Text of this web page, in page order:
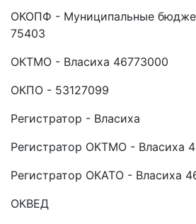
ОКОПФ - Муниципальные
75403
ОКТМО - Власиха 46773000
ОКПО - 53127099
Регистратор - Власиха
Регистратор ОКТМО - Власиха
Регистратор ОКАТО - Власиха
ОКВЕД